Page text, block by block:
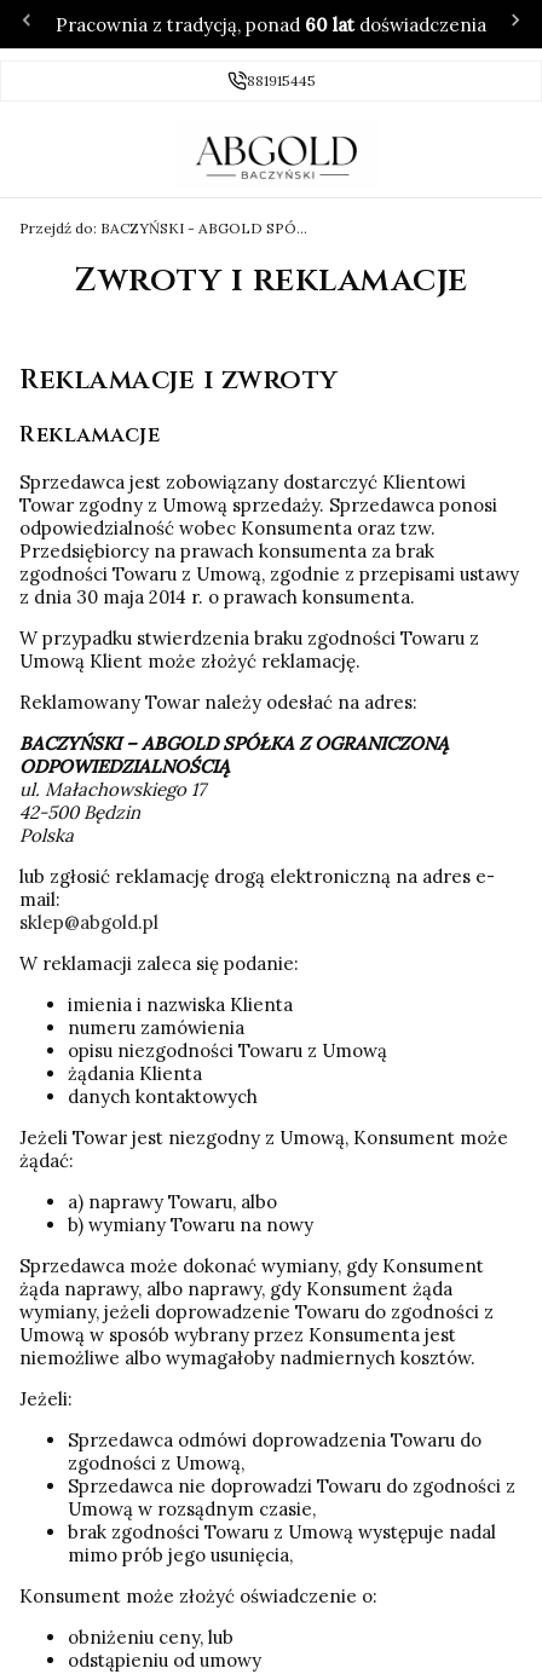
Pracownia z tradycją, ponad 60 latdoświadczenia
881915445
Przejdź do: BACZYŃSKI - ABGOLD SPÓŁKA Z OGRANICZONĄ ODPOWIEDZIALNOŚCIĄ
Zwroty i reklamacje
Reklamacje i zwroty
Reklamacje
Sprzedawca jest zobowiązany dostarczyć Klientowi
Towar zgodny z Umową sprzedaży. Sprzedawca ponosi
odpowiedzialność wobec Konsumenta oraz tzw.
Przedsiębiorcy na prawach konsumenta za brak
zgodności Towaru z Umową, zgodnie z przepisami ustawy
z dnia 30 maja 2014 r. o prawach konsumenta.
W przypadku stwierdzenia braku zgodności Towaru z
Umową Klient może złożyć reklamację.
Reklamowany Towar należy odesłać na adres:
BACZYŃSKI – ABGOLD SPÓŁKA Z OGRANICZONĄ
ODPOWIEDZIALNOŚCIĄ
ul. Małachowskiego 17
42-500 Będzin
Polska
lub zgłosić reklamację drogą elektroniczną na adres e-
mail:
sklep@abgold.pl
W reklamacji zaleca się podanie:
imienia i nazwiska Klienta
numeru zamówienia
opisu niezgodności Towaru z Umową
żądania Klienta
danych kontaktowych
Jeżeli Towar jest niezgodny z Umową, Konsument może
żądać:
a) naprawy Towaru, albo
b) wymiany Towaru na nowy
Sprzedawca może dokonać wymiany, gdy Konsument
żąda naprawy, albo naprawy, gdy Konsument żąda
wymiany, jeżeli doprowadzenie Towaru do zgodności z
Umową w sposób wybrany przez Konsumenta jest
niemożliwe albo wymagałoby nadmiernych kosztów.
Jeżeli:
Sprzedawca odmówi doprowadzenia Towaru do
zgodności z Umową,
Sprzedawca nie doprowadzi Towaru do zgodności z
Umową w rozsądnym czasie,
brak zgodności Towaru z Umową występuje nadal
mimo prób jego usunięcia,
Konsument może złożyć oświadczenie o:
obniżeniu ceny, lub
odstąpieniu od umowy